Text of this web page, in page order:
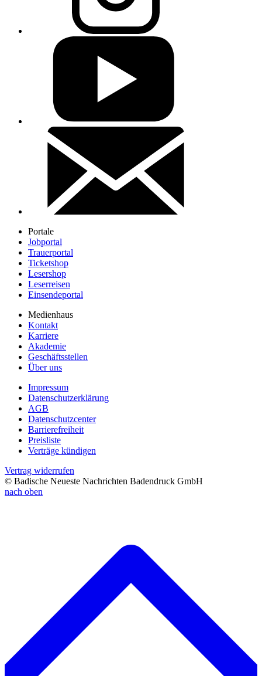
Portale
Jobportal
Trauerportal
Ticketshop
Lesershop
Leserreisen
Einsendeportal
Medienhaus
Kontakt
Karriere
Akademie
Geschäftsstellen
Über uns
Impressum
Datenschutzerklärung
AGB
Datenschutzcenter
Barrierefreiheit
Preisliste
Verträge kündigen
Vertrag widerrufen
© Badische Neueste Nachrichten Badendruck GmbH
nach oben